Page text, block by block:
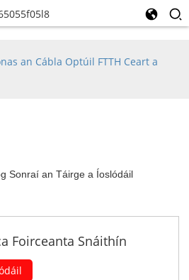
an Cábla Optúil FTTH Ceart a
Sonraí an Táirge a Íoslódáil
Foirceanta Snáithín